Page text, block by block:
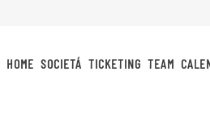
HOME SOCIETÁ TICKETING TEAM